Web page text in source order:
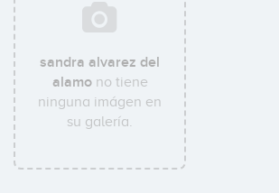
sandra alvarez del
alamono tiene
ninguna imágen en
su galería.